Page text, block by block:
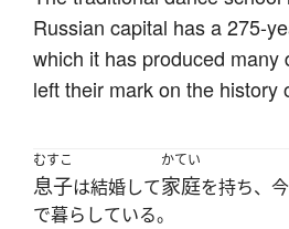
Russian capital has a 275-
which it has produced many
left their mark on the history
むすこ
息子は結婚して
かてい
家庭を持ち、
で暮らしている。